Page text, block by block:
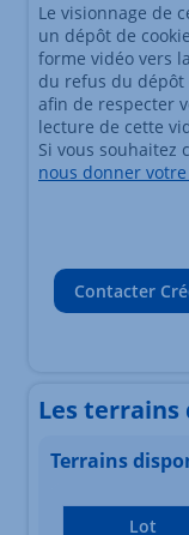
Le visionnage de
un dépôt de
forme vidéo vers
du refus du dépôt
afin de respecter
lecture de cette
Si vous souhaitez
nous donner
Contacter
Les terrains
Terrains
Lot